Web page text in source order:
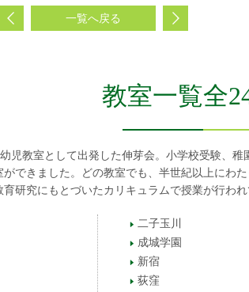
一覧へ戻る
教室一覧全
児教室として出発した伸芽会。小学校受験、稚
ができました。どの教室でも、半世紀以上にわ
研究にもとづいたカリキュラムで授業が行わ
二子玉川
成城学園
新宿
荻窪